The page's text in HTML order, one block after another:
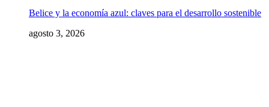
Belice y la economía azul: claves para el desarrollo sostenible
agosto 3, 2026